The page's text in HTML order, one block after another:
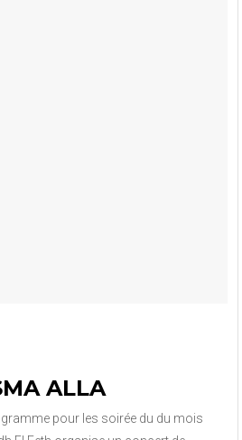
ALLA
pour les soirée du du mois